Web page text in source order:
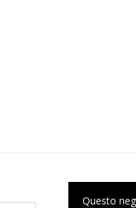
Questo